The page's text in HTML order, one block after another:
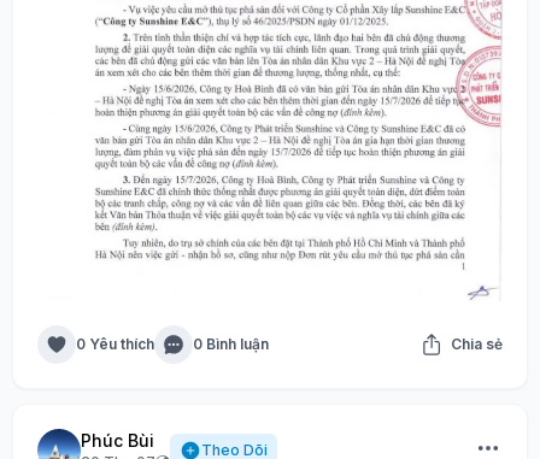
0 Yêu thích 0 Bình luận Chia sẻ
Phúc Bùi Theo Dõi